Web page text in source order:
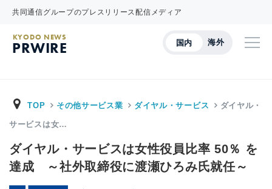
共同通信グループのプレスリリース配信メディア
国内 海外
KYODO NEWS
PRWIRE
TOP その他サービス業 ダイヤル・サービス ダイヤル・
サービスは女…
ダイヤル・サービスは女性役員比率 50％ を
達成 ～社外取締役に渡瀬ひろみ氏就任～